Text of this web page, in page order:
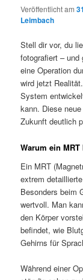
Veröffentlicht am
Leimbach
Stell dir vor, du
fotografiert – und
eine Operation
wird jetzt
System
kann. Diese
Zukunft deutlich
Warum ein
Ein MRT
extrem
Besonders beim
wertvoll. Man
den Körper
befindet, wie
Gehirns für
Während einer